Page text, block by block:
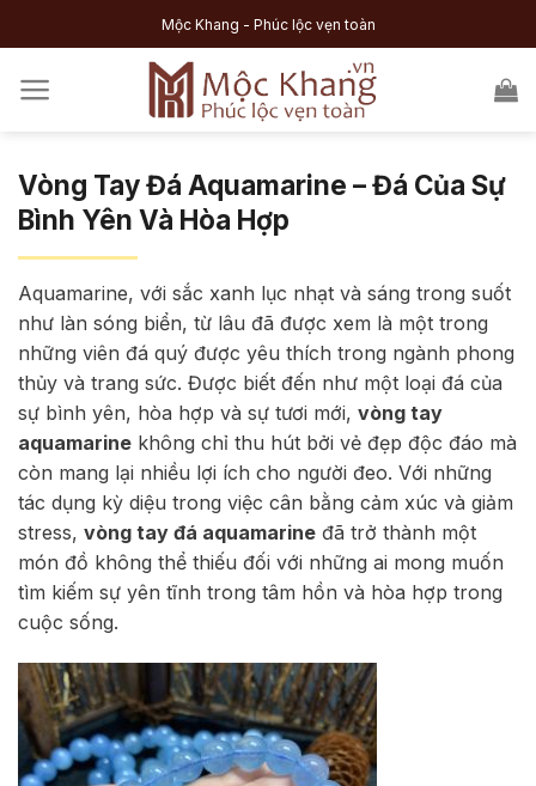
to
Mộc Khang - Phúc lộc vẹn toàn
Vòng Tay Đá Aquamarine – Đá Của Sự
Bình Yên Và Hòa Hợp
Aquamarine, với sắc xanh lục nhạt và sáng trong suốt
như làn sóng biển, từ lâu đã được xem là một trong
những viên đá quý được yêu thích trong ngành phong
thủy và trang sức. Được biết đến như một loại đá của
sự bình yên, hòa hợp và sự tươi mới, vòng tay
aquamarine không chỉ thu hút bởi vẻ đẹp độc đáo mà
còn mang lại nhiều lợi ích cho người đeo. Với những
tác dụng kỳ diệu trong việc cân bằng cảm xúc và giảm
stress, vòng tay đá aquamarine đã trở thành một
món đồ không thể thiếu đối với những ai mong muốn
tìm kiếm sự yên tĩnh trong tâm hồn và hòa hợp trong
cuộc sống.